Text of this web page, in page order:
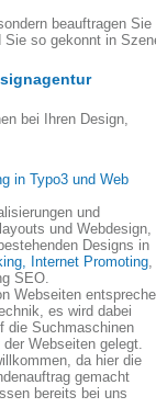
beauftragen Sie
so gekonnt in
bei Ihren Design,
in Typo3 und Web
und
und Webdesign,
Designs in
Internet Promoting,
SEO.
Webseiten
es wird dabei
die Suchmaschinen
Webseiten gelegt.
da hier die
gemacht
bereits bei uns